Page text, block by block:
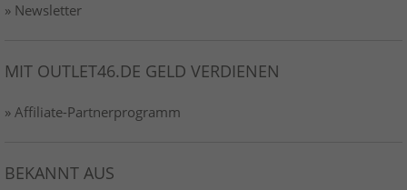
» Newsletter
MIT OUTLET46.DE GELD VERDIENEN
» Affiliate-Partnerprogramm
BEKANNT AUS